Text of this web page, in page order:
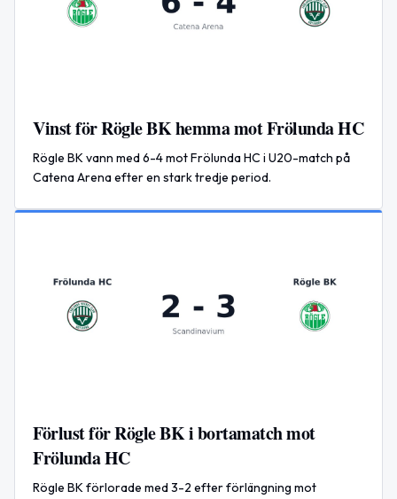
Vinst för Rögle BK hemma mot Frölunda HC
Rögle BK vann med 6-4 mot Frölunda HC i U20-match på
Catena Arena efter en stark tredje period.
Förlust för Rögle BK i bortamatch mot
Frölunda HC
Rögle BK förlorade med 3-2 efter förlängning mot